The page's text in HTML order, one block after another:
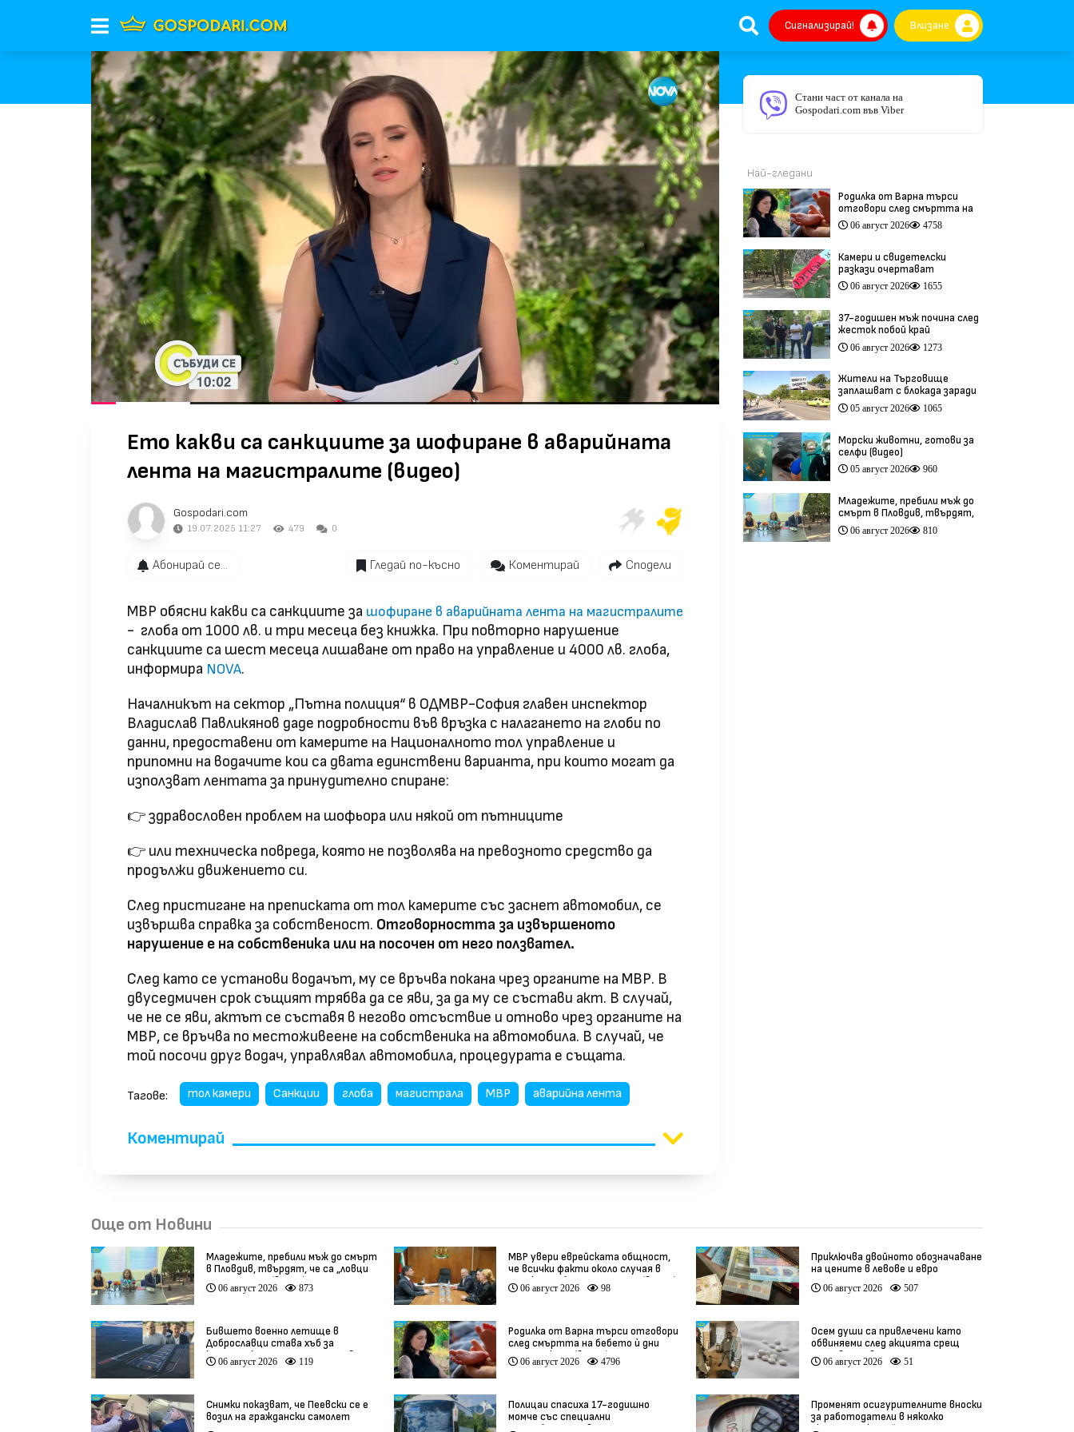
Сигнализирай! Влизане
Ето какви са санкциите за шофиране в аварийната
лента на магистралите (видео)
Gospodari.com
19.07.2025 11:27 479 0
Абонирай се... Гледай по-късно Коментирай Сподели
МВР обясни какви са санкциите за шофиране в аварийната лента на магистралите
- глоба от 1000 лв. и три месеца без книжка. При повторно нарушение
санкциите са шест месеца лишаване от право на управление и 4000 лв. глоба,
информира NOVA.
Началникът на сектор „Пътна полиция“ в ОДМВР-София главен инспектор
Владислав Павликянов даде подробности във връзка с налагането на глоби по
данни, предоставени от камерите на Националното тол управление и
припомни на водачите кои са двата единствени варианта, при които могат да
използват лентата за принудително спиране:
👉 здравословен проблем на шофьора или някой от пътниците
👉 или техническа повреда, която не позволява на превозното средство да
продължи движението си.
След пристигане на преписката от тол камерите със заснет автомобил, се
извършва справка за собственост. Отговорността за извършеното
нарушение е на собственика или на посочен от негоползвател.
След като се установи водачът, му се връчва покана чрез органите на МВР. В
двуседмичен срок същият трябва да се яви, за да му се състави акт. В случай,
че не се яви, актът се съставя в негово отсъствие и отново чрез органите на
МВР, се връчва по местоживеене на собственика на автомобила. В случай, че
той посочи друг водач, управлявал автомобила, процедурата е същата.
Тагове: тол камери Санкции глоба магистрала МВР аварийна лента
Коментирай
Стани част от канала на
Gospodari.com във Viber
Най-гледани
Родилка от Варна търси
отговори след смъртта на
бебето ѝ дни преди секцио
(видео)
06 август 2026 4758
Камери и свидетелски
разкази очертават
хронологията на фаталния
побой край Младежкия хълм
06 август 2026 1655
37-годишен мъж почина след
жесток побой край
Младежкия хълм в Пловдив
(видео)
06 август 2026 1273
Жители на Търговище
заплашват с блокада заради
опасен участък на пътя
София–Варна (видео)
05 август 2026 1065
Морски животни, готови за
селфи (видео)
05 август 2026 960
Младежите, пребили мъж до
смърт в Пловдив, твърдят,
че са „ловци на педофили”
(видео)
06 август 2026 810
Още от Новини
Младежите, пребили мъж до смърт
в Пловдив, твърдят, че са „ловци
на педофили” (видео)
06 август 2026 873
МВР увери еврейската общност,
че всички факти около случая в
Банско ще бъдат изяснени (видео)
06 август 2026 98
Приключва двойното обозначаване
на цените в левове и евро
06 август 2026 507
Бившето военно летище в
Доброславци става хъб за
космически технологии и иновации
(видео)
06 август 2026 119
Родилка от Варна търси отговори
след смъртта на бебето ѝ дни
преди секцио (видео)
06 август 2026 4796
Осем души са привлечени като
обвиняеми след акцията срещ
производство на фентанил
06 август 2026 51
Снимки показват, че Пеевски се е
возил на граждански самолет
Полицаи спасиха 17-годишно
момче със специални
потребности, свалено от
Променят осигурителните вноски
за работодатели в няколко
икономически дейности